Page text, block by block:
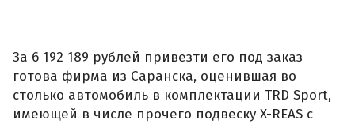
За 6 192 189 рублей привезти его под заказ
готова фирма из Саранска, оценившая во
столько автомобиль в комплектации TRD Sport,
имеющей в числе прочего подвеску X-REAS с